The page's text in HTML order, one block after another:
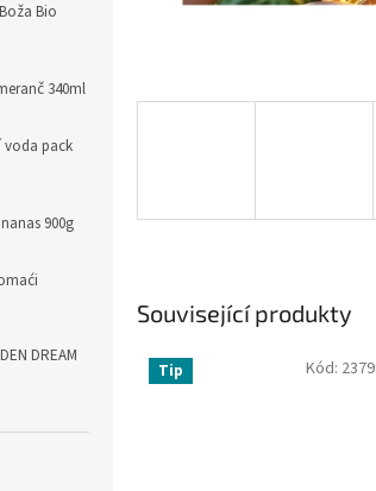
Bio
340ml
voda pack
900g
DREAM
Související produkty
Tip Kód: 2379